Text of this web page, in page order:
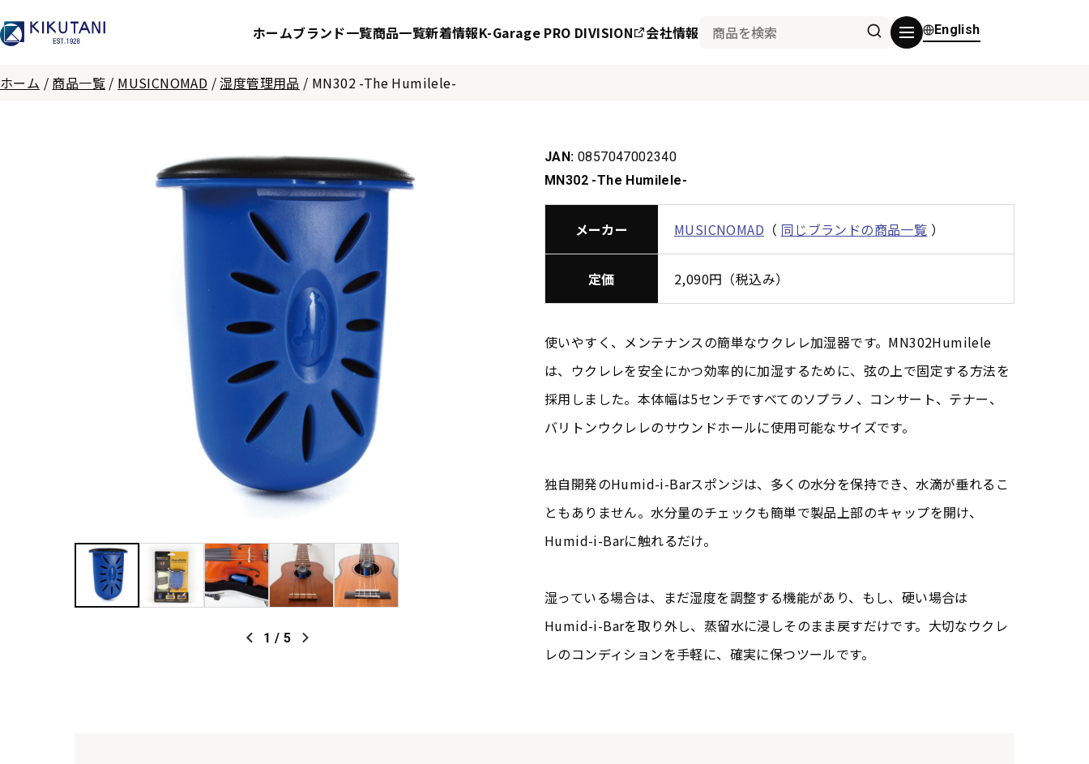
ホームブランド一覧商品一覧新着情報K-Garage PRO DIVISION 会社情報 English
ホーム / 商品一覧 / MUSICNOMAD /湿度管理用品 / MN302 -The Humilele-
1 / 5
JAN: 0857047002340
MN302 -The Humilele-
メーカー MUSICNOMAD （ 同じブランドの商品一覧 ）
定価 2,090円（税込み）
使いやすく、メンテナンスの簡単なウクレレ加湿器です。MN302Humilele
は、ウクレレを安全にかつ効率的に加湿するために、弦の上で固定する方法を
採用しました。本体幅は5センチですべてのソプラノ、コンサート、テナー、
バリトンウクレレのサウンドホールに使用可能なサイズです。
独自開発のHumid-i-Barスポンジは、多くの水分を保持でき、水滴が垂れるこ
ともありません。水分量のチェックも簡単で製品上部のキャップを開け、
Humid-i-Barに触れるだけ。
湿っている場合は、まだ湿度を調整する機能があり、もし、硬い場合は
Humid-i-Barを取り外し、蒸留水に浸しそのまま戻すだけです。大切なウクレ
レのコンディションを手軽に、確実に保つツールです。